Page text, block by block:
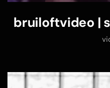
bruiloftvideo |